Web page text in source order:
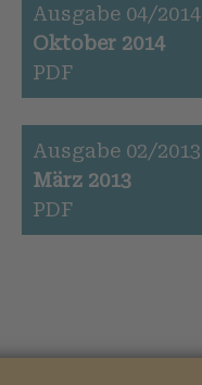
Ausgabe 04/2014
Oktober 2014
PDF
Ausgabe 02/2013
März 2013
PDF